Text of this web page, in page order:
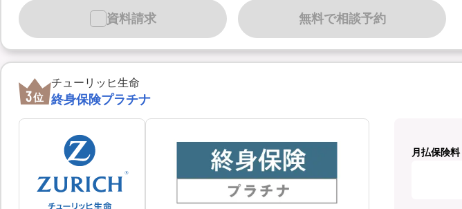
無料で相談予約
資料請求
3位
チューリッヒ生命
終身保険プラチナ
月払保険料